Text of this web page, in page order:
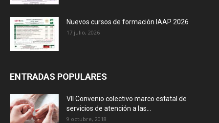
Nuevos cursos de formación IAAP 2026
17 julio, 2026
ENTRADAS POPULARES
VII Convenio colectivo marco estatal de
servicios de atención a las...
9 octubre, 2018